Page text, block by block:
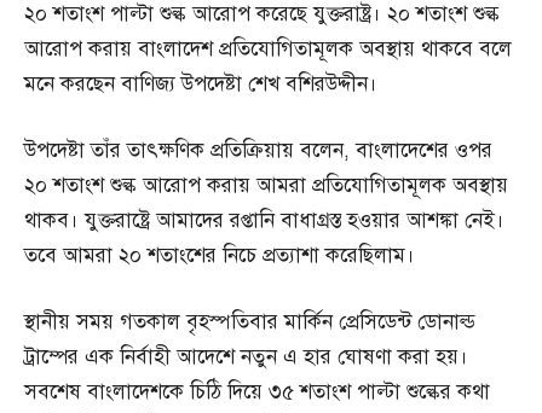
২০ শতাংশ পাল্টা শুল্ক আরোপ করেছে যুক্তরাষ্ট্র। ২০ শতাংশ শুল্ক
আরোপ করায় বাংলাদেশ প্রতিযোগিতামূলক অবস্থায় থাকবে বলে
মনে করছেন বাণিজ্য উপদেষ্টা শেখ বশিরউদ্দীন।
উপদেষ্টা তাঁর তাৎক্ষণিক প্রতিক্রিয়ায় বলেন, বাংলাদেশের ওপর
২০ শতাংশ শুল্ক আরোপ করায় আমরা প্রতিযোগিতামূলক অবস্থায়
থাকব। যুক্তরাষ্ট্রে আমাদের রপ্তানি বাধাগ্রস্ত হওয়ার আশঙ্কা নেই।
তবে আমরা ২০ শতাংশের নিচে প্রত্যাশা করেছিলাম।
স্থানীয় সময় গতকাল বৃহস্পতিবার মার্কিন প্রেসিডেন্ট ডোনাল্ড
ট্রাম্পের এক নির্বাহী আদেশে নতুন এ হার ঘোষণা করা হয়।
সবশেষ বাংলাদেশকে চিঠি দিয়ে ৩৫ শতাংশ পাল্টা শুল্কের কথা